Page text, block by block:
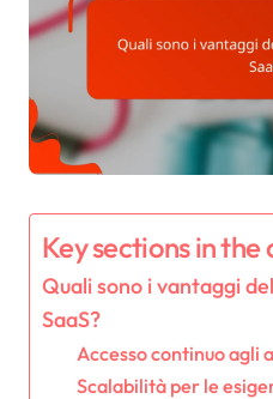
Key sections in the
Quali sono i vantaggi
SaaS?
Accesso continuo
Scalabilità per le